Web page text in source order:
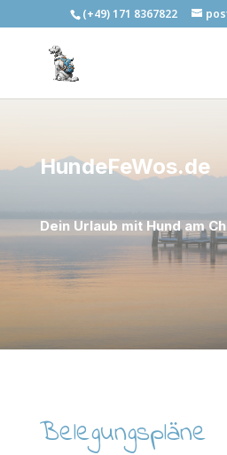
(+49) 171 8367822
HundeFeWos.de
Dein Urlaub mit Hund am
Belegungspläne